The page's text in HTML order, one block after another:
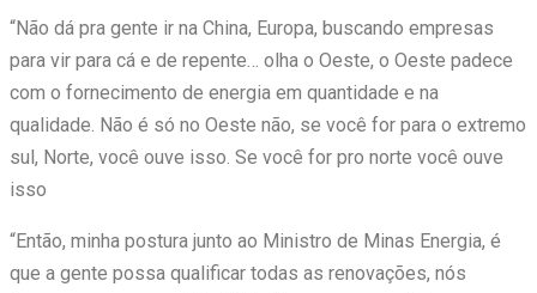
“Não dá pra gente ir na China, Europa, buscando empresas
para vir para cá e de repente… olha o Oeste, o Oeste padece
com o fornecimento de energia em quantidade e na
qualidade. Não é só no Oeste não, se você for para o extremo
sul, Norte, você ouve isso. Se você for pro norte você ouve
isso
“Então, minha postura junto ao Ministro de Minas Energia, é
que a gente possa qualificar todas as renovações, nós